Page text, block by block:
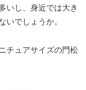
いし、身近では大き
いでしょうか。
チュアサイズの門松